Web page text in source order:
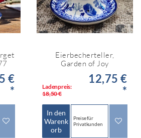
€
*
Eierbecherteller,
Garden of Joy
Ladenpreis:
18,50 €
12,75 €
*
In den
Warenk
orb
Preise für
Privatkunden